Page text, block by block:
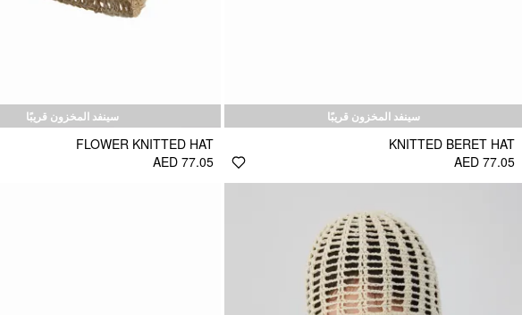
سينفد المخزون قريبًا
KNITTED BERET HAT
AED 77.05
سينفد المخزون قريبًا
FLOWER KNITTED HAT
AED 77.05